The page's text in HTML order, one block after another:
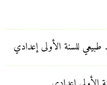
للسنة الأولى إعدادي